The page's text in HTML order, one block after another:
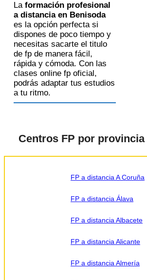
La formación profesional
a distancia en Benisoda
es la opción perfecta si
dispones de poco tiempo y
necesitas sacarte el titulo
de fp de manera fácil,
rápida y cómoda. Con las
clases online fp oficial,
podrás adaptar tus estudios
a tu ritmo.
Centros FP por provincia
FP a distancia A Coruña
FP a distancia Álava
FP a distancia Albacete
FP a distancia Alicante
FP a distancia Almería